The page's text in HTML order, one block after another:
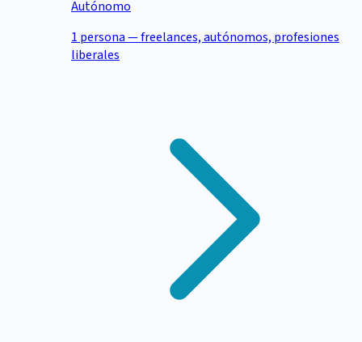
Autónomo
1 persona — freelances, autónomos, profesiones
liberales